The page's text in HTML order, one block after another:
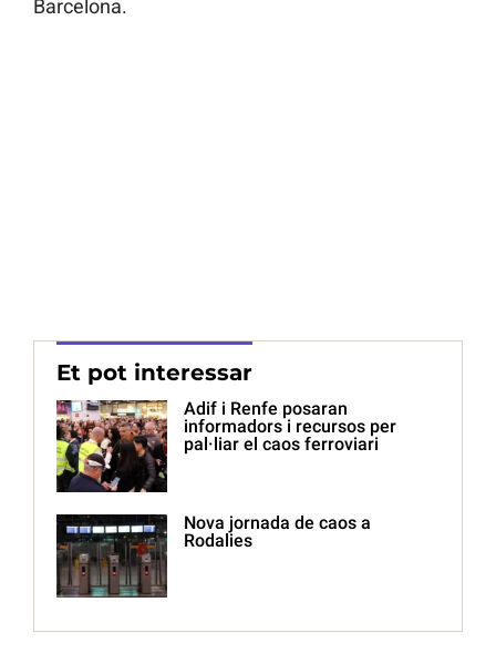
Barcelona.
Et pot interessar
Adif i Renfe posaran
informadors i recursos per
pal·liar el caos ferroviari
Nova jornada de caos a
Rodalies